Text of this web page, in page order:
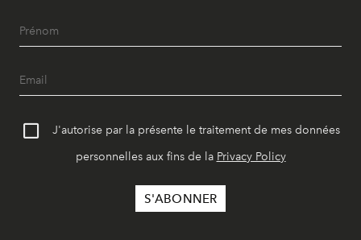
J'autorise par la présente le traitement de mes données
personnelles aux fins de la Privacy Policy